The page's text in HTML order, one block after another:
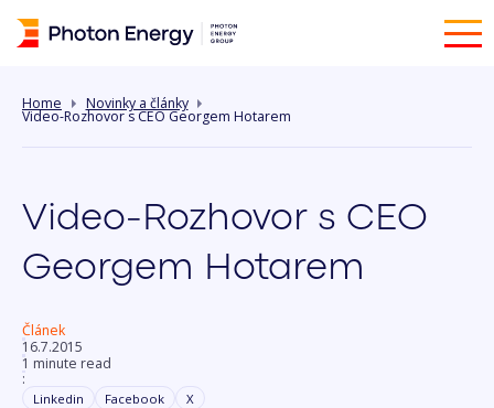
Home Novinky a články
Video-Rozhovor s CEO Georgem Hotarem
Video-Rozhovor s CEO
Georgem Hotarem
Článek
16.7.2015
1 minute read
:
Linkedin Facebook X